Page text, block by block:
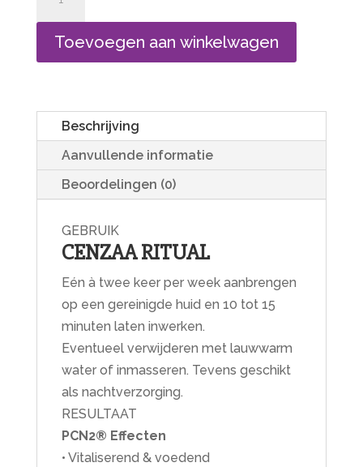
Toevoegen aan winkelwagen
Beschrijving
Aanvullende informatie
Beoordelingen (0)
GEBRUIK
CENZAA RITUAL
Eén à twee keer per week aanbrengen
op een gereinigde huid en 10 tot 15
minuten laten inwerken.
Eventueel verwijderen met lauwwarm
water of inmasseren. Tevens geschikt
als nachtverzorging.
RESULTAAT
PCN2® Effecten
• Vitaliserend & voedend